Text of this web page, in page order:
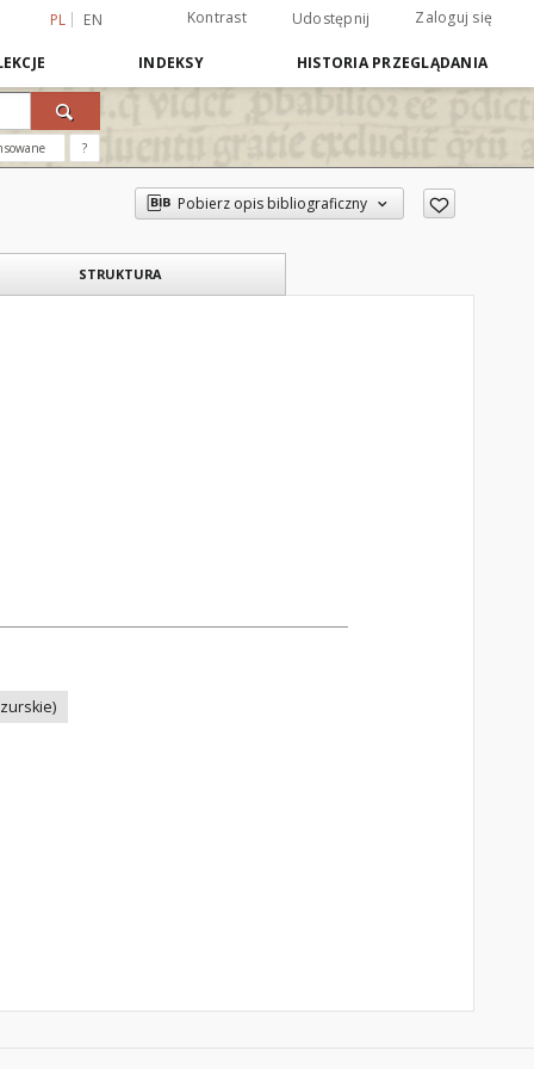
PL EN Kontrast Udostępnij Zaloguj się
INDEKSY HISTORIA PRZEGLĄDANIA
?
Pobierz opis bibliograficzny
STRUKTURA